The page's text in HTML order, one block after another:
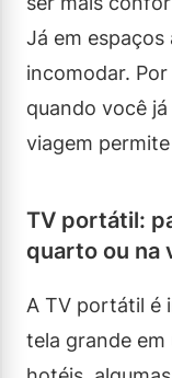
Já em
incomodar.
quando você
viagem
TV portátil:
quarto ou na
A TV portátil é
tela grande